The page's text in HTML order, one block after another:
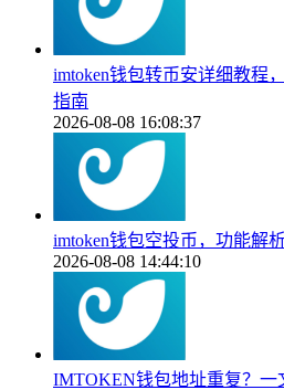
imtoken钱包转币安详细教程
指南
2026-08-08 16:08:37
imtoken钱包空投币，功能解
2026-08-08 14:44:10
IMTOKEN钱包地址重复？一